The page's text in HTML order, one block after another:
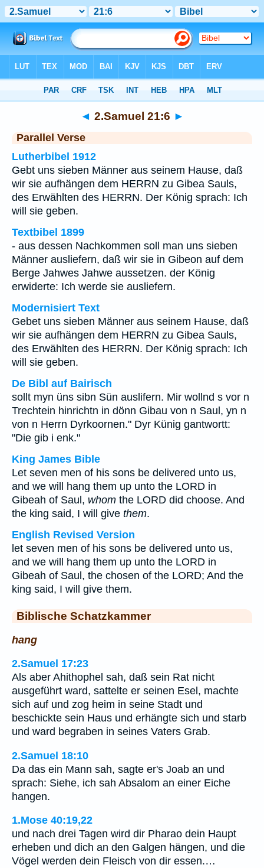
◄ 2.Samuel 21:6 ►
Parallel Verse
Lutherbibel 1912
Gebt uns sieben Männer aus seinem Hause, daß
wir sie aufhängen dem HERRN zu Gibea Sauls,
des Erwählten des HERRN. Der König sprach: Ich
will sie geben.
Textbibel 1899
- aus dessen Nachkommen soll man uns sieben
Männer ausliefern, daß wir sie in Gibeon auf dem
Berge Jahwes Jahwe aussetzen. der König
erwiderte: Ich werde sie ausliefern.
Modernisiert Text
Gebet uns sieben Männer aus seinem Hause, daß
wir sie aufhängen dem HERRN zu Gibea Sauls,
des Erwählten des HERRN. Der König sprach: Ich
will sie geben.
De Bibl auf Bairisch
sollt myn üns sibn Sün auslifern. Mir wollnd s vor n
Trechtein hinrichtn in dönn Gibau von n Saul, yn n
von n Herrn Dyrkoornen." Dyr Künig gantwortt:
"Die gib i enk."
King James Bible
Let seven men of his sons be delivered unto us,
and we will hang them up unto the LORD in
Gibeah of Saul, whom the LORD did choose. And
the king said, I will give them.
English Revised Version
let seven men of his sons be delivered unto us,
and we will hang them up unto the LORD in
Gibeah of Saul, the chosen of the LORD; And the
king said, I will give them.
Biblische Schatzkammer
hang
2.Samuel 17:23
Als aber Ahithophel sah, daß sein Rat nicht
ausgeführt ward, sattelte er seinen Esel, machte
sich auf und zog heim in seine Stadt und
beschickte sein Haus und erhängte sich und starb
und ward begraben in seines Vaters Grab.
2.Samuel 18:10
Da das ein Mann sah, sagte er's Joab an und
sprach: Siehe, ich sah Absalom an einer Eiche
hangen.
1.Mose 40:19,22
und nach drei Tagen wird dir Pharao dein Haupt
erheben und dich an den Galgen hängen, und die
Vögel werden dein Fleisch von dir essen.…